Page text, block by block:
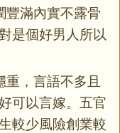
滿內實不露骨
是個好男人所以
，言語不多且
可以言嫁。五官
較少風險創業較